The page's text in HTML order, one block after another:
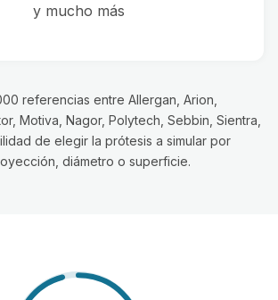
y mucho más
referencias entre Allergan, Arion,
Motiva, Nagor, Polytech, Sebbin, Sientra,
de elegir la prótesis a simular por
diámetro o superficie.